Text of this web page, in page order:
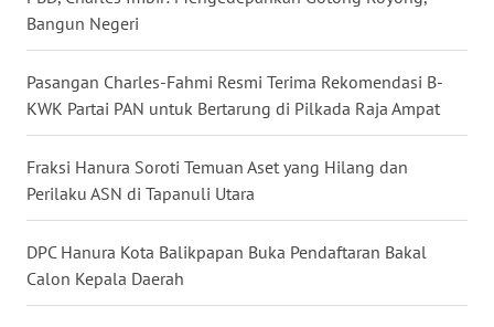
Bangun Negeri
Pasangan Charles-Fahmi Resmi Terima Rekomendasi B-
KWK Partai PAN untuk Bertarung di Pilkada Raja Ampat
Fraksi Hanura Soroti Temuan Aset yang Hilang dan
Perilaku ASN di Tapanuli Utara
DPC Hanura Kota Balikpapan Buka Pendaftaran Bakal
Calon Kepala Daerah
WN
NUSANTARA
WN
JOGJA
WN
JATIM
WN
BALI